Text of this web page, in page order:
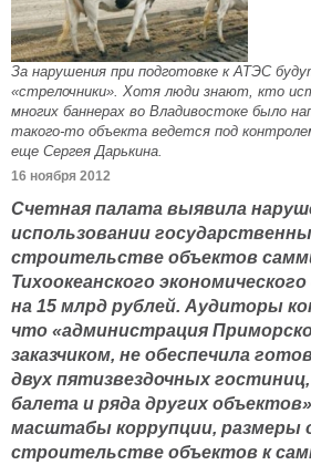
За нарушения при подготовке к АТЭС
«стрелочники». Хотя люди знают, кто
многих баннерах во Владивостоке было
такого-то объекта ведется под
еще Сергея Дарькина.
16 ноября 2012
Счетная палата выявила
использовании
строительстве объектов
Тихоокеанского
на 15 млрд рублей. Аудиторы
что «администрация
заказчиком, не обеспечила
двух пятизвездочных
балета и ряда других
масштабы коррупции, размеры
строительстве объектов к